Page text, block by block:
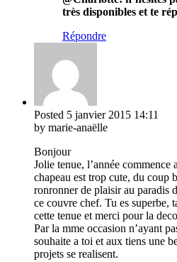
très disponibles et te
Répondre
Posted 5 janvier 2015 14:11
by marie-anaëlle
Bonjour
Jolie tenue, l’année
chapeau est trop cute, du coup
ronronner de plaisir au paradis
ce couvre chef. Tu es superbe,
cette tenue et merci pour la
Par la mme occasion n’ayant
souhaite a toi et aux tiens une
projets se realisent.